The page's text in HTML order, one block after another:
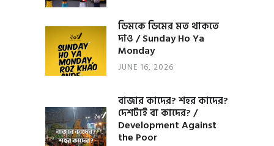
ডিমকে ডিমের মত থাকতে
দাও / Sunday Ho Ya
Monday
JUNE 16, 2026
বাজার কাদের? শহর কাদের?
দেশটাই বা কাদের? /
Development Against
the Poor